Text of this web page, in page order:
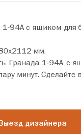
1-94А с ящиком
мм.
1-94А с ящиком для
минут.
дизайнера